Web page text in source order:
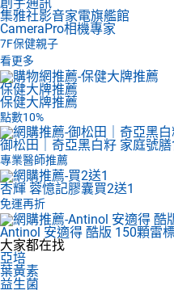
集雅社影音家電旗艦館
CameraPro相機專家
7F保健親子
看更多
保健大牌推薦
保健大牌推薦
點數10%
御松田｜奇亞黑白籽 家庭號
專業醫師推薦
杏輝 蓉憶記膠囊買2送1
免運再折
Antinol 安適得 酷版 150顆雷
大家都在找
亞培
葉黃素
益生菌